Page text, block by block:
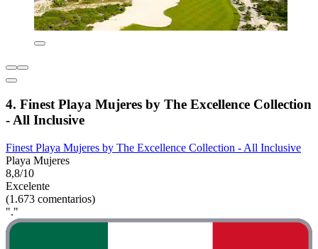
4. Finest Playa Mujeres by The Excellence Collection
- All Inclusive
Finest Playa Mujeres by The Excellence Collection - All Inclusive
Playa Mujeres
8,8/10
Excelente
(1.673 comentarios)
"."